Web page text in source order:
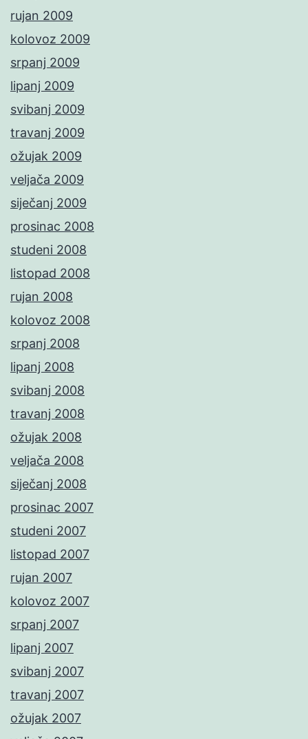
rujan 2009
kolovoz 2009
srpanj 2009
lipanj 2009
svibanj 2009
travanj 2009
ožujak 2009
veljača 2009
siječanj 2009
prosinac 2008
studeni 2008
listopad 2008
rujan 2008
kolovoz 2008
srpanj 2008
lipanj 2008
svibanj 2008
travanj 2008
ožujak 2008
veljača 2008
siječanj 2008
prosinac 2007
studeni 2007
listopad 2007
rujan 2007
kolovoz 2007
srpanj 2007
lipanj 2007
svibanj 2007
travanj 2007
ožujak 2007